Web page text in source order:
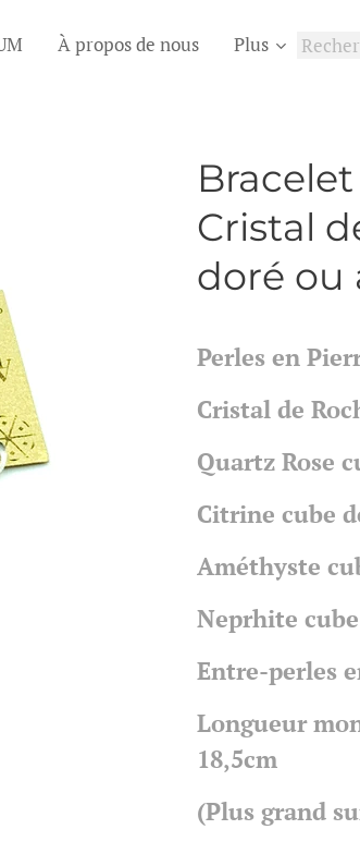
À propos de nous Plus
Cristal
doré ou
Perles en
Cristal de
Quartz Rose
Citrine cube
Améthyste
Neprhite
Entre-perles
Longueur
18,5cm
(Plus grand